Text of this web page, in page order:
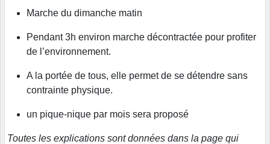
Marche du dimanche matin
Pendant 3h environ marche décontractée pour profiter
de l’environnement.
A la portée de tous, elle permet de se détendre sans
contrainte physique.
un pique-nique par mois sera proposé
Toutes les explications sont données dans la page qui